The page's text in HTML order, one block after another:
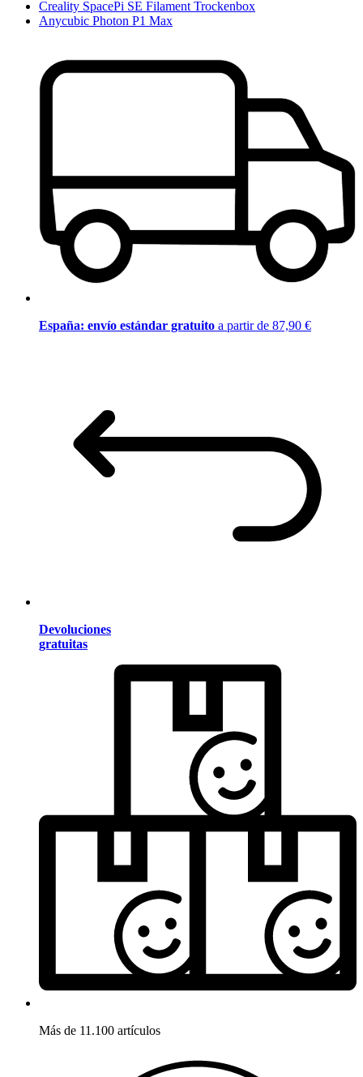
Creality SpacePi SE Filament Trockenbox
Anycubic Photon P1 Max
España: envío estándar gratuito a partir de 87,90 €
Devoluciones
gratuitas
Más de 11.100 artículos